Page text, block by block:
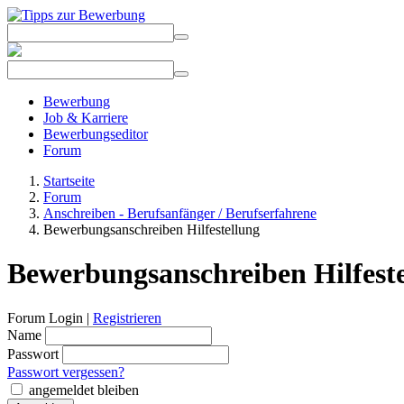
Bewerbung
Job & Karriere
Bewerbungseditor
Forum
Startseite
Forum
Anschreiben - Berufsanfänger / Berufserfahrene
Bewerbungsanschreiben Hilfestellung
Bewerbungsanschreiben
Forum Login | Registrieren
Name
Passwort
Passwort vergessen?
angemeldet bleiben